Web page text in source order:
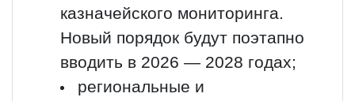
казначейского мониторинга.
Новый порядок будут поэтапно
вводить в 2026 — 2028 годах;
региональные и